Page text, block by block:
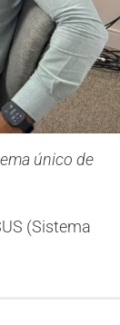
único de
(Sistema